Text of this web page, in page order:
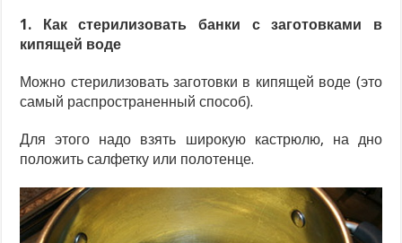
1. Как стерилизовать банки с заготовками в
кипящей воде
Можно стерилизовать заготовки в кипящей воде (это
самый распространенный способ).
Для этого надо взять широкую кастрюлю, на дно
положить салфетку или полотенце.